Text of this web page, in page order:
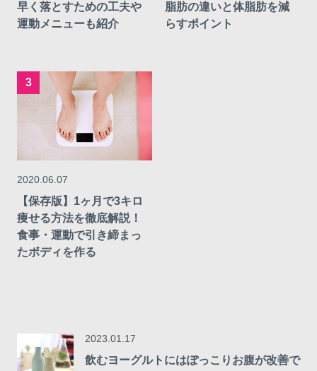
早く落とすための工夫や
運動メニューも紹介
脂肪の違いと体脂肪を減
らすポイント
3
2020.06.07
【保存版】1ヶ月で3キロ
痩せる方法を徹底解説！
食事・運動で引き締まっ
たボディを作る
2023.01.17
飲むヨーグルトにはぽっこりお腹が改善で